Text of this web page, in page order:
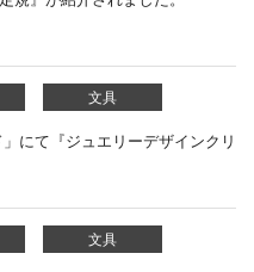
文具
にて『ジュエリーデザインクリ
文具